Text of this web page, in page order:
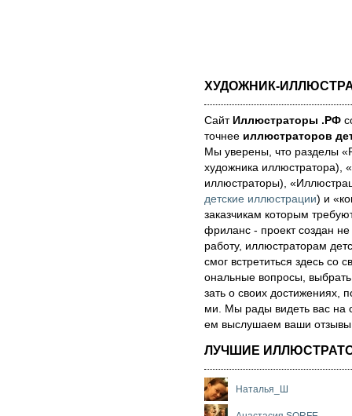
ХУДОЖНИК-
Сайт Иллюстраторы .РФ
точнее иллюстраторов
Мы уве­ре­ны, что раз­де­лы
художника иллюстратора),
иллюстраторы),
детские иллюстрации) и
за­каз­чи­кам которым
фри­ланс - про­ект соз­дан
ра­бо­ту, иллюстраторам
смог встре­тить­ся здесь со
ональ­ные воп­ро­сы,
зать о сво­их
ми. Мы рады ви­деть вас на
ем выс­лу­ша­ем ва­ши от­зы­вы
ЛУЧШИЕ
Наталья_Ш